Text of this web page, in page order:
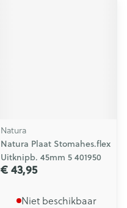
Natura
Natura Plaat Stomahes.flex
Uitknipb. 45mm 5 401950
€ 43,95
Niet beschikbaar